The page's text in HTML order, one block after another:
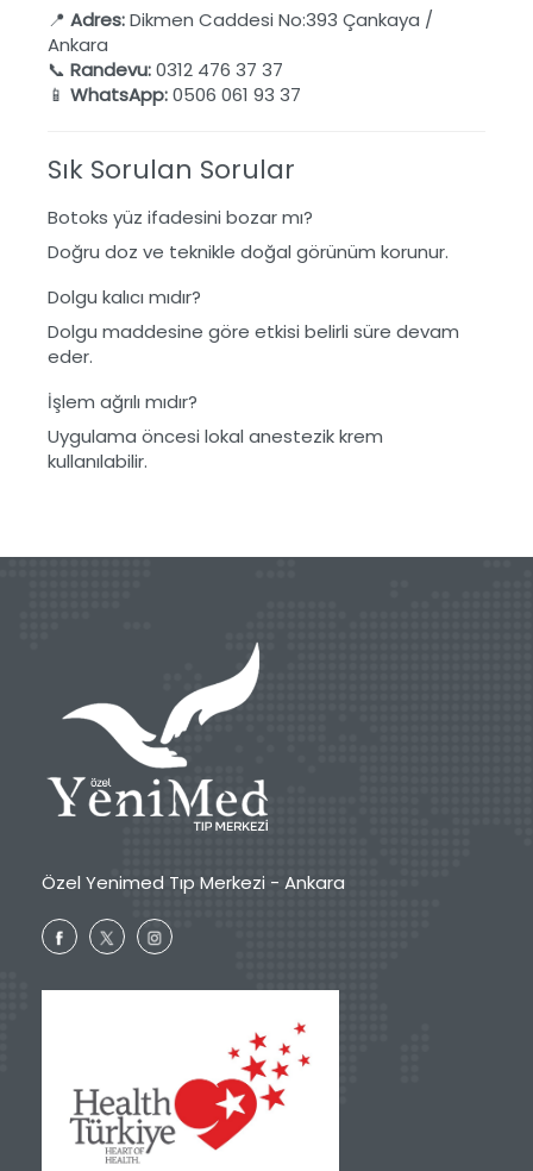
📍 Adres:Dikmen Caddesi No:393 Çankaya /
Ankara
📞 Randevu:0312 476 37 37
📱 WhatsApp:0506 061 93 37
Sık Sorulan Sorular
Botoks yüz ifadesini bozar mı?
Doğru doz ve teknikle doğal görünüm korunur.
Dolgu kalıcı mıdır?
Dolgu maddesine göre etkisi belirli süre devam
eder.
İşlem ağrılı mıdır?
Uygulama öncesi lokal anestezik krem
kullanılabilir.
Özel Yenimed Tıp Merkezi - Ankara